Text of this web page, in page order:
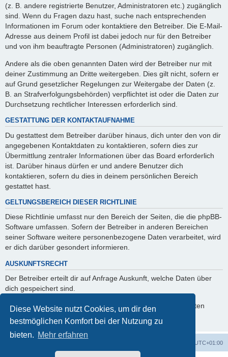
Diese Website nutzt Cookies, um dir den
bestmöglichen Komfort bei der Nutzung zu
bieten. Mehr erfahren
(z. B. andere registrierte Benutzer, Administratoren etc.) zugänglich
sind. Wenn du Fragen dazu hast, suche nach entsprechenden
Informationen im Forum oder kontaktiere den Betreiber. Die E-Mail-
Adresse aus deinem Profil ist dabei jedoch nur für den Betreiber
und von ihm beauftragte Personen (Administratoren) zugänglich.
Andere als die oben genannten Daten wird der Betreiber nur mit
deiner Zustimmung an Dritte weitergeben. Dies gilt nicht, sofern er
auf Grund gesetzlicher Regelungen zur Weitergabe der Daten (z.
B. an Strafverfolgungsbehörden) verpflichtet ist oder die Daten zur
Durchsetzung rechtlicher Interessen erforderlich sind.
GESTATTUNG DER KONTAKTAUFNAHME
Du gestattest dem Betreiber darüber hinaus, dich unter den von dir
angegebenen Kontaktdaten zu kontaktieren, sofern dies zur
Übermittlung zentraler Informationen über das Board erforderlich
ist. Darüber hinaus dürfen er und andere Benutzer dich
kontaktieren, sofern du dies in deinem persönlichen Bereich
gestattet hast.
GELTUNGSBEREICH DIESER RICHTLINIE
Diese Richtlinie umfasst nur den Bereich der Seiten, die die phpBB-
Software umfassen. Sofern der Betreiber in anderen Bereichen
seiner Software weitere personenbezogene Daten verarbeitet, wird
er dich darüber gesondert informieren.
AUSKUNFTSRECHT
Der Betreiber erteilt dir auf Anfrage Auskunft, welche Daten über
dich gespeichert sind.
Du kannst jederzeit die Löschung bzw. Sperrung deiner Daten
verlangen. Kontaktiere hierzu bitte den Betreiber.
UTC+01:00